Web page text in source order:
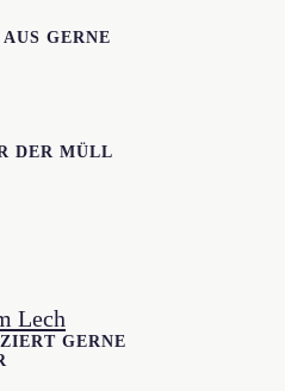
GERNE
DER MÜLL
GERNE